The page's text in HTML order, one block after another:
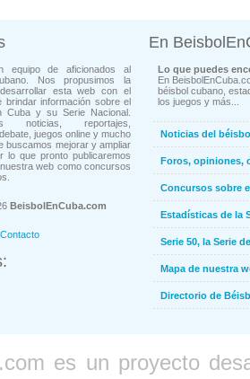
equipo de aficionados al
Nos propusimos la
esta web con el
brindar información sobre el
Cuba y su Serie Nacional.
noticias, reportajes,
juegos online y mucho
buscamos mejorar y ampliar
lo que pronto publicaremos
web como concursos
BeisbolEnCuba.com
Contacto
En
Lo que puedes
En
béisbol cubano,
los juegos y más...
Noticias del
Foros, opiniones,
Concursos sobre
Estadísticas de la
Serie 50, la Serie
Mapa de nuestra
Directorio de
es un proyecto